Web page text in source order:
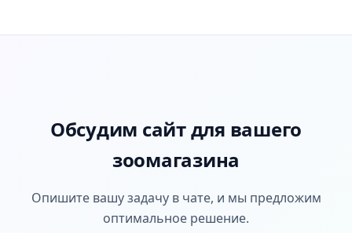
Обсудим сайт для вашего
зоомагазина
Опишите вашу задачу в чате, и мы предложим
оптимальное решение.